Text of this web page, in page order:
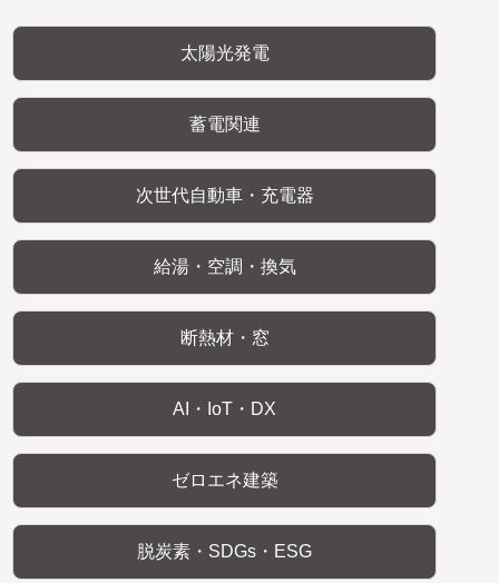
太陽光発電
蓄電関連
次世代自動車・充電器
給湯・空調・換気
断熱材・窓
AI・IoT・DX
ゼロエネ建築
脱炭素・SDGs・ESG